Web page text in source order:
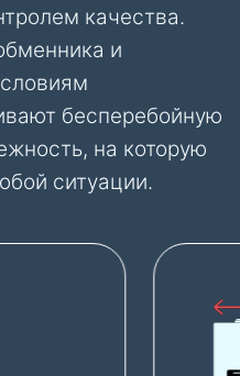
качества.
и
бесперебойную
на которую
ситуации.